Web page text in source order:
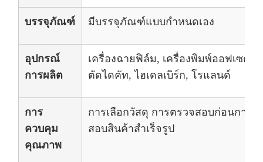
บรรจุภัณฑ์ มีบรรจุภัณฑ์แบบกำหนดเอง
อุปกรณ์
การผลิต
เครื่องฉายฟิล์ม, เครื่องพิมพ์ออฟเซต, เ
ตัดไดคัท, ไฮเดลเบิร์ก, โรแลนด์
การ
ควบคุม
คุณภาพ
การเลือกวัสดุ การตรวจสอบก่อนการพิ
สอบสินค้าสำเร็จรูป